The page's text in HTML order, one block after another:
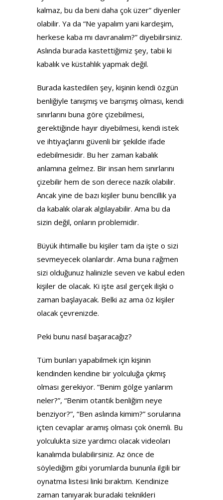
kalmaz, bu da beni daha çok üzer” diyenler
olabilir. Ya da “Ne yapalım yani kardeşim,
herkese kaba mı davranalım?” diyebilirsiniz.
Aslında burada kastettiğimiz şey, tabii ki
kabalık ve küstahlık yapmak değil.
Burada kastedilen şey, kişinin kendi özgün
benliğiyle tanışmış ve barışmış olması, kendi
sınırlarını buna göre çizebilmesi,
gerektiğinde hayır diyebilmesi, kendi istek
ve ihtiyaçlarını güvenli bir şekilde ifade
edebilmesidir. Bu her zaman kabalık
anlamına gelmez. Bir insan hem sınırlarını
çizebilir hem de son derece nazik olabilir.
Ancak yine de bazı kişiler bunu bencillik ya
da kabalık olarak algılayabilir. Ama bu da
sizin değil, onların problemidir.
Büyük ihtimalle bu kişiler tam da işte o sizi
sevmeyecek olanlardır. Ama buna rağmen
sizi olduğunuz halinizle seven ve kabul eden
kişiler de olacak. Ki işte asıl gerçek ilişki o
zaman başlayacak. Belki az ama öz kişiler
olacak çevrenizde.
Peki bunu nasıl başaracağız?
Tüm bunları yapabilmek için kişinin
kendinden kendine bir yolculuğa çıkmış
olması gerekiyor. “Benim gölge yanlarım
neler?”, “Benim otantik benliğim neye
benziyor?”, “Ben aslında kimim?” sorularına
içten cevaplar aramış olması çok önemli. Bu
yolculukta size yardımcı olacak videoları
kanalımda bulabilirsiniz. Az önce de
söylediğim gibi yorumlarda bununla ilgili bir
oynatma listesi linki bıraktım. Kendinize
zaman tanıyarak buradaki teknikleri